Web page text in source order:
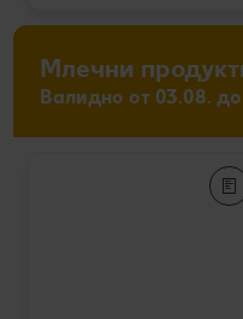
Млечни
Валидно от 03.08.